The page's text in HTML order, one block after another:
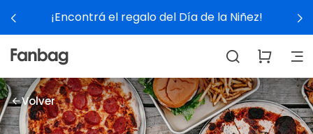
de la Niñez! Ver
Volver